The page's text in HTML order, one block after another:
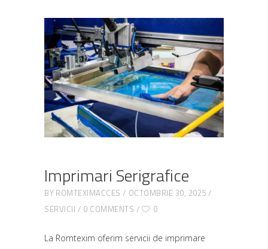
Imprimari Serigrafice
BY ROMTEXIMACCES
OCTOMBRIE 30, 2025
SERVICII
0 COMMENTS 0
La Romtexim oferim servicii de imprimare